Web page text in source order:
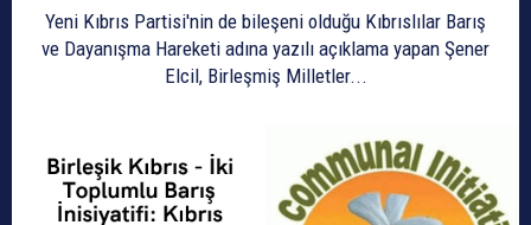
Yeni Kıbrıs Partisi'nin de bileşeni olduğu Kıbrıslılar Barış
ve Dayanışma Hareketi adına yazılı açıklama yapan Şener
Elcil, Birleşmiş Milletler...